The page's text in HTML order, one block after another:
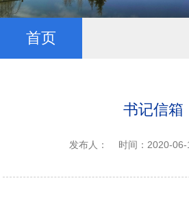
首页
书记信箱
发布人： 时间：2020-06-